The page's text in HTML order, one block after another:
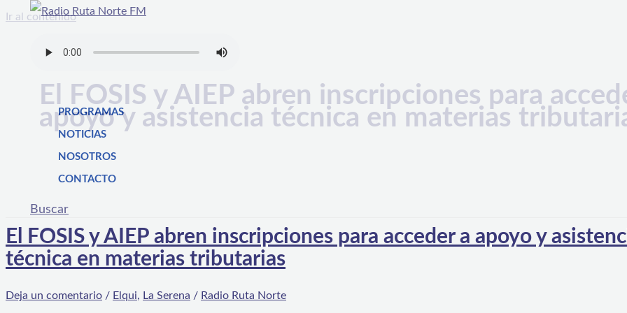
Ir al contenido
PROGRAMAS
NOTICIAS
NOSOTROS
CONTACTO
Buscar
El FOSIS y AIEP abren inscripciones para
apoyo y asistencia técnica en materias
El FOSIS y AIEP abren inscripciones para acceder a apoyo y
técnica en materias tributarias
Deja un comentario / Elqui, La Serena / Radio Ruta Norte